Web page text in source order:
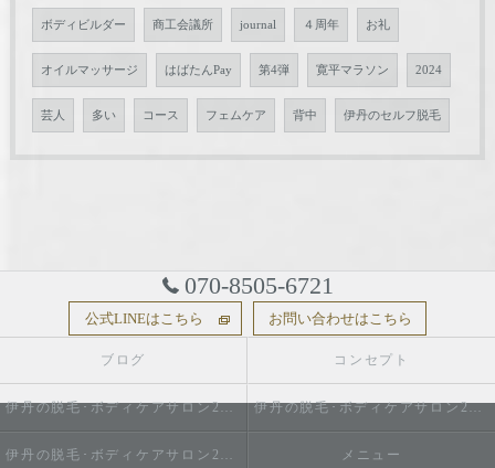
ボディビルダー 商工会議所 journal ４周年 お礼
オイルマッサージ はばたんPay 第4弾 寛平マラソン 2024
芸人 多い コース フェムケア 背中 伊丹のセルフ脱毛
070-8505-6721
公式LINEはこちら お問い合わせはこちら
ブログ コンセプト
伊丹の脱毛･ボディケアサロン2do1セルフ脱毛とタイ古式のお店の口コミ情報 伊丹の脱毛･ボディケアサロン2do1セルフ脱毛とタイ古式のお店の評判
伊丹の脱毛･ボディケアサロン2do1セルフ脱毛とタイ古式のお店のお客様の声 メニュー